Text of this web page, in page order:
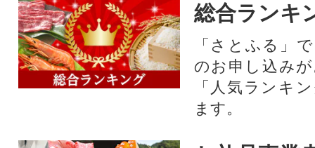
総合ランキ
「さとふる」
のお申し込み
「人気ランキ
ます。